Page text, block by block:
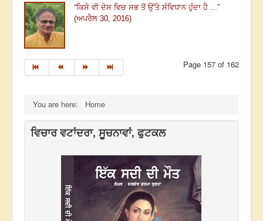
“ਕਿਸੇ ਵੀ ਦੇਸ ਵਿਚ ਸਭ ਤੋਂ ਉੱਤੇ ਸੰਵਿਧਾਨ ਹੁੰਦਾ ਹੈ ...”
(ਅਪਰੈਲ 30, 2016)
Page 157 of 162
You are here: Home
ਵਿਚਾਰ ਵਟਾਂਦਰਾ, ਸੂਚਨਾਵਾਂ, ਫੁਟਕਲ